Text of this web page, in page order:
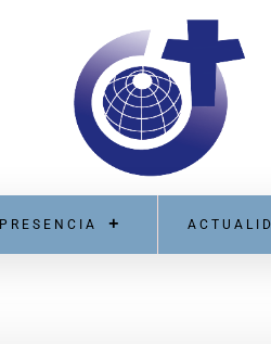
PRESENCIA